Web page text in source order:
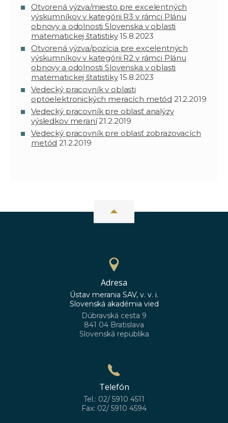
Otvorená výzva/miesto pre excelentných
výskumníkov v kategórii R3 v rámci Plánu
obnovy a odolnosti Slovenska v oblasti
matematickej štatistiky 15.8.2023
Otvorená výzva/pozícia pre excelentných
výskumníkov v kategórii R2 v rámci Plánu
obnovy a odolnosti Slovenska v oblasti
matematickej štatistiky 15.8.2023
Vedecký pracovník v oblasti
optoelektronických meracích metód 21.2.2019
Vedecký pracovník pre oblasť analýzy
výsledkov meraní 21.2.2019
Vedecký pracovník pre oblasť zobrazovacích
metód 21.2.2019
Adresa
Ústav merania SAV, v. v. i.
Slovenská akadémia vied
Dúbravská cesta 9
841 04 Bratislava
Slovenská republika
Telefón
Tel.: 02/ 5910 4511
Fax: 02/ 5910 4594